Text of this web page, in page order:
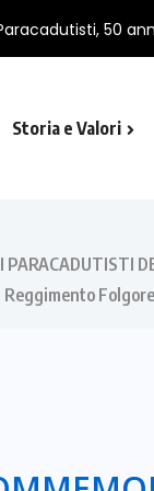
A
Storia e Valori